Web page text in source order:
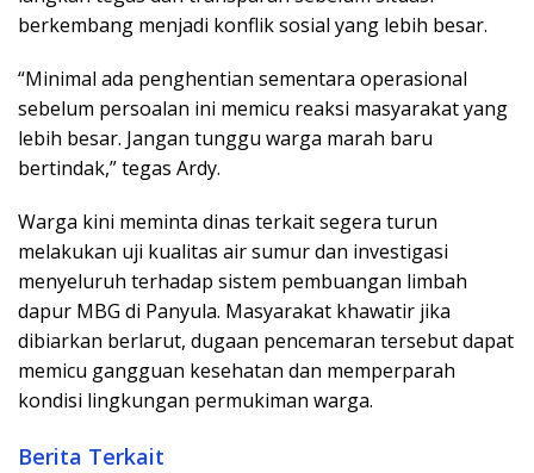
berkembang menjadi konflik sosial yang lebih besar.
“Minimal ada penghentian sementara operasional
sebelum persoalan ini memicu reaksi masyarakat yang
lebih besar. Jangan tunggu warga marah baru
bertindak,” tegas Ardy.
Warga kini meminta dinas terkait segera turun
melakukan uji kualitas air sumur dan investigasi
menyeluruh terhadap sistem pembuangan limbah
dapur MBG di Panyula. Masyarakat khawatir jika
dibiarkan berlarut, dugaan pencemaran tersebut dapat
memicu gangguan kesehatan dan memperparah
kondisi lingkungan permukiman warga.
Berita Terkait